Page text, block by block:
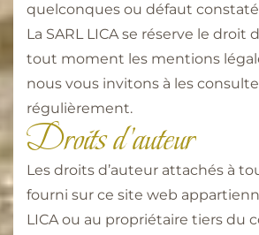
quelconques ou défaut
La SARL LICA se réserve le droit
tout moment les mentions
nous vous invitons à les
régulièrement.
Droits d'auteur
Les droits d’auteur attachés à
fourni sur ce site web
LICA ou au propriétaire tiers du